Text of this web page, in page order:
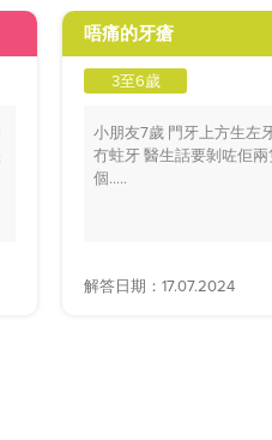
唔痛的牙瘡
3至6歲
小朋友7歲 門牙上方生左
冇蛀牙 醫生話要剝咗佢
個.....
解答日期：17.07.2024